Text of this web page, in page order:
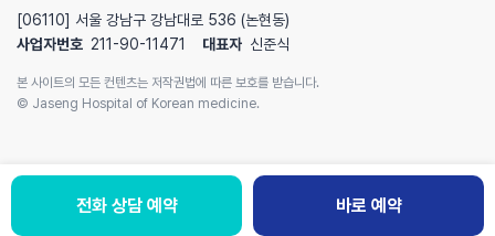
[06110] 서울 강남구 강남대로 536 (논현동)
사업자번호 211-90-11471 대표자 신준식
본 사이트의 모든 컨텐츠는 저작권법에 따른 보호를 받습니다.
© Jaseng Hospital of Korean medicine.
전화 상담 예약 바로 예약